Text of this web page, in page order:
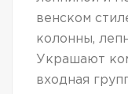
венском
колонны,
Украшают
входная